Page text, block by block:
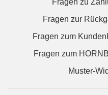
Fragen zu
Fragen zur
Fragen zum
Fragen zum
Muster-